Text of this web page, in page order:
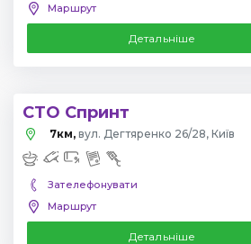
Маршрут
Детальніше
СТО Спринт
7км, вул. Дегтяренко 26/28, Київ
Зателефонувати
Маршрут
Детальніше